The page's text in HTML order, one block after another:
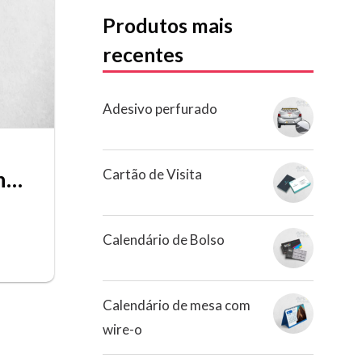
Imã de Geladeira com Calendário
Produtos mais
recentes
Adesivo perfurado
Cartão de Visita
Calendário de Bolso
Calendário de mesa com
wire-o